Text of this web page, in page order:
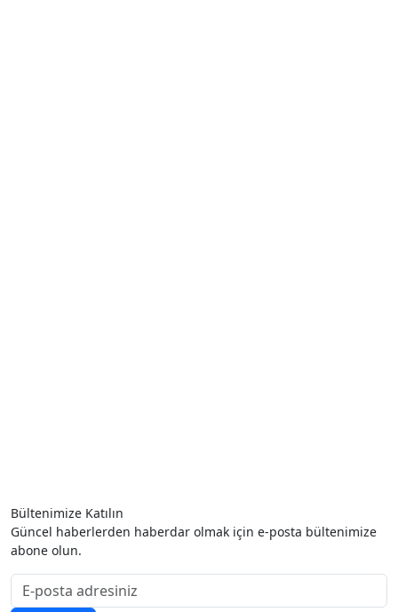
Bültenimize Katılın
Güncel haberlerden haberdar olmak için e-posta bültenimize
abone olun.